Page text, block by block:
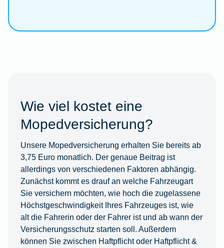
Wie viel kostet eine
Mopedversicherung?
Unsere Mopedversicherung erhalten Sie bereits ab
3,75 Euro monatlich. Der genaue Beitrag ist
allerdings von verschiedenen Faktoren abhängig.
Zunächst kommt es drauf an welche Fahrzeugart
Sie versichern möchten, wie hoch die zugelassene
Höchstgeschwindigkeit Ihres Fahrzeuges ist, wie
alt die Fahrerin oder der Fahrer ist und ab wann der
Versicherungsschutz starten soll. Außerdem
können Sie zwischen Haftpflicht oder Haftpflicht &